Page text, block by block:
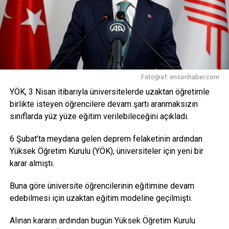
sosyal medya
hesabından konuya ilişkin paylaşımda
bulunarak, “Bilim insanlarımıza, araştırmacılarımıza ve
öğrencilerimize sunduğumuz TÜBİTAK burslarını artırdık.
Türkiye’yi dünyada en üst sıralara taşıyacak, bu ülkenin
aydınlık geleceğini inşa edecek araştırmacı insan
kaynağımıza yönelik desteklerimizi sürdüreceğiz. Milli
Teknoloji Hamlesi hedeflerimizi yetişmiş insan
kaynağımızla gerçekleştireceğiz” dedi.
Kaynak: trthaber.com4
Facebook
Mastodon
EmailShare
Fotoğraf: ensonhaber.com
YÖK, 3 Nisan itibarıyla üniversitelerde uzaktan öğretimle
birlikte isteyen öğrencilere devam şartı aranmaksızın
sınıflarda yüz yüze eğitim verilebileceğini açıkladı.
6 Şubat’ta meydana gelen deprem felaketinin ardından
Yüksek Öğretim Kurulu (YÖK), üniversiteler için yeni bir
karar almıştı.
Buna göre üniversite öğrencilerinin eğitimine devam
edebilmesi için uzaktan eğitim modeline geçilmişti.
Alınan kararın ardından bugün Yüksek Öğretim Kurulu